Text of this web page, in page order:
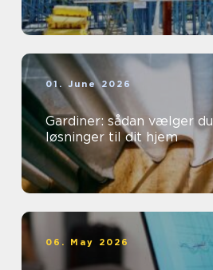
01. June 2026
Gardiner: sådan vælger
løsninger til dit hjem
06. May 2026